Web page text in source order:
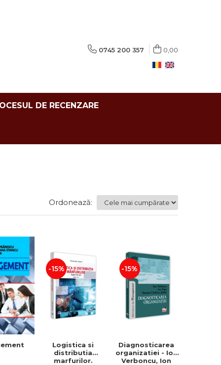
0745 200 357 0,00
DE RECENZARE
Ordonează:
-15%
Logistica si
distributia
marfurilor.
-15%
Diagnosticarea
organizatiei - Ion
Verboncu, Ion